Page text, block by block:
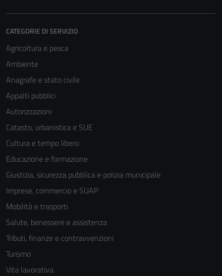
CATEGORIE DI SERVIZIO
Agricoltura e pesca
Ambiente
Anagrafe e stato civile
Appalti pubblici
Autorizzazioni
Catasto, urbanistica e SUE
Cultura e tempo libero
Educazione e formazione
Giustizia, sicurezza pubblica e polizia municipale
Imprese, commercio e SUAP
Mobilità e trasporti
Salute, benessere e assistenza
Tributi, finanze e contravvenzioni
Turismo
Vita lavorativa